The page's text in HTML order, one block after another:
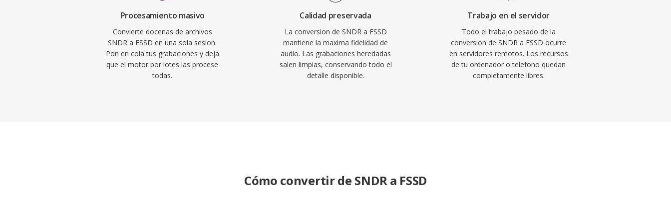
Procesamiento masivo
Convierte docenas de archivos
SNDR a FSSD en una sola sesion.
Pon en cola tus grabaciones y deja
que el motor por lotes las procese
todas.
Calidad preservada
La conversion de SNDR a FSSD
mantiene la maxima fidelidad de
audio. Las grabaciones heredadas
salen limpias, conservando todo el
detalle disponible.
Trabajo en el servidor
Todo el trabajo pesado de la
conversion de SNDR a FSSD ocurre
en servidores remotos. Los recursos
de tu ordenador o telefono quedan
completamente libres.
Cómo convertir de SNDR a FSSD